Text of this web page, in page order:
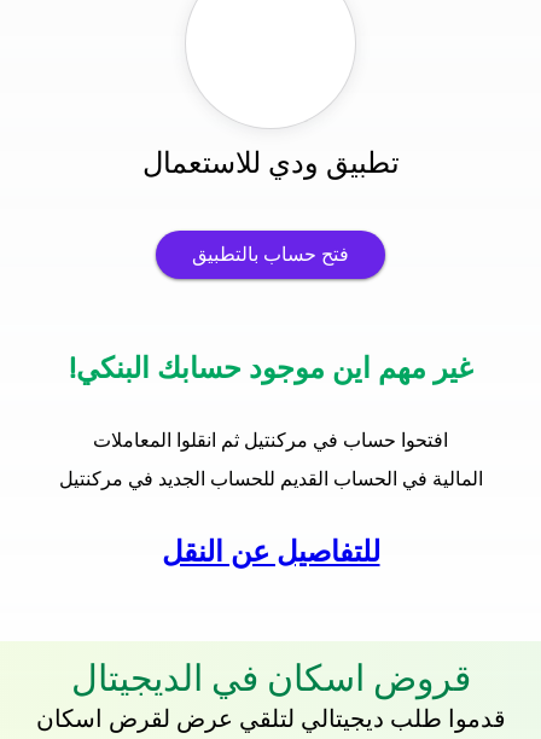
تطبيق ودي للاستعمال
فتح حساب بالتطبيق
غير مهم اين موجود حسابك البنكي!
افتحوا حساب في مركنتيل ثم انقلوا المعاملات
المالية في الحساب القديم للحساب الجديد في مركنتيل
للتفاصيل عن النقل
قروض اسكان في الديجيتال
قدموا طلب ديجيتالي لتلقي عرض لقرض اسكان